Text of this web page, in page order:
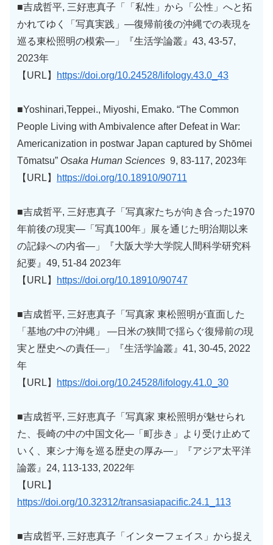
■吉成哲平, 三好恵真子「「私性」から「公性」へと拓
かれてゆく「写真実践」―復帰前後の沖縄での表現を
巡る東松照明の模索―」『生活学論叢』43, 43-57,
2023年
【URL】
https://doi.org/10.24528/lifology.43.0_43
■Yoshinari,Teppei., Miyoshi, Emako. “The Common
People Living with Ambivalence after Defeat in War:
Americanization in postwar Japan captured by Shōmei
Tōmatsu” Osaka Human Sciences 9, 83-117, 2023年
【URL】
https://doi.org/10.18910/90711
■吉成哲平, 三好恵真子「写真家たちが向き合った1970
年前後の現実―「写真100年」展を通じた明治期以来
の記録への内省―」『大阪大学大学院人間科学研究科
紀要』49, 51-84 2023年
【URL】
https://doi.org/10.18910/90747
■吉成哲平, 三好恵真子「写真家 東松照明が直面した
「基地の中の沖縄」 ―日米の狭間で揺らぐ復帰前の現
実と歴史への責任―」『生活学論叢』41, 30-45, 2022
年
【URL】
https://doi.org/10.24528/lifology.41.0_30
■吉成哲平, 三好恵真子「写真家 東松照明が魅せられ
た、長崎の中の中国文化―「町歩き」より受け止めて
いく、東シナ海を巡る歴史の厚み―」『アジア太平洋
論叢』24, 113-133, 2022年
【URL】
https://doi.org/10.32312/transasiapacific.24.1_113
■吉成哲平, 三好恵真子「インターフェイス」から捉え